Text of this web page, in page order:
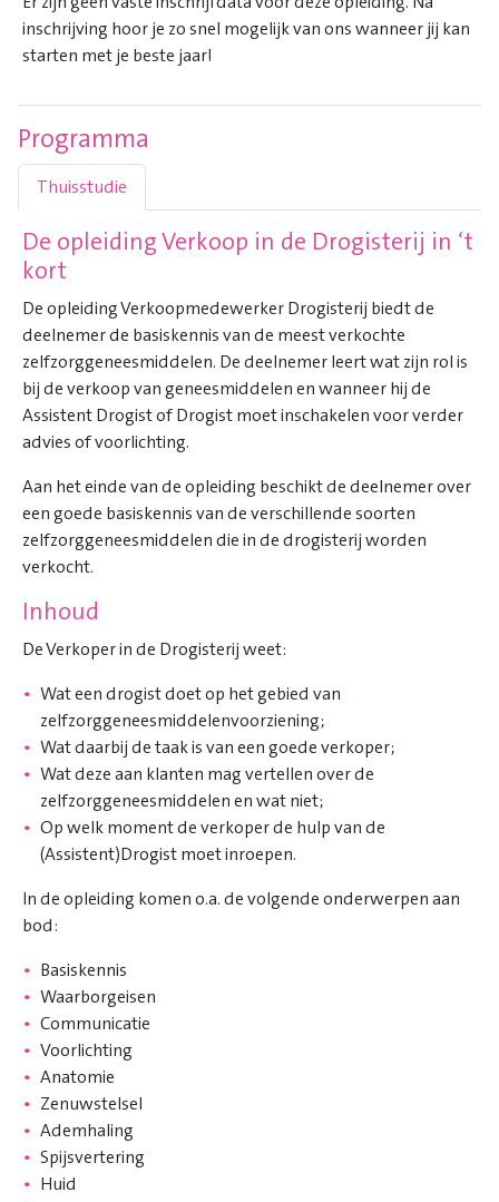
inschrijving hoor je zo snel mogelijk van ons wanneer jij kan
starten met je beste jaar!
Programma
Thuisstudie
De opleiding Verkoop in de Drogisterij in ‘t
kort
De opleiding Verkoopmedewerker Drogisterij biedt de
deelnemer de basiskennis van de meest verkochte
zelfzorggeneesmiddelen. De deelnemer leert wat zijn rol is
bij de verkoop van geneesmiddelen en wanneer hij de
Assistent Drogist of Drogist moet inschakelen voor verder
advies of voorlichting.
Aan het einde van de opleiding beschikt de deelnemer over
een goede basiskennis van de verschillende soorten
zelfzorggeneesmiddelen die in de drogisterij worden
verkocht.
Inhoud
De Verkoper in de Drogisterij weet:
Wat een drogist doet op het gebied van
zelfzorggeneesmiddelenvoorziening;
Wat daarbij de taak is van een goede verkoper;
Wat deze aan klanten mag vertellen over de
zelfzorggeneesmiddelen en wat niet;
Op welk moment de verkoper de hulp van de
(Assistent)Drogist moet inroepen.
In de opleiding komen o.a. de volgende onderwerpen aan
bod:
Basiskennis
Waarborgeisen
Communicatie
Voorlichting
Anatomie
Zenuwstelsel
Ademhaling
Spijsvertering
Huid